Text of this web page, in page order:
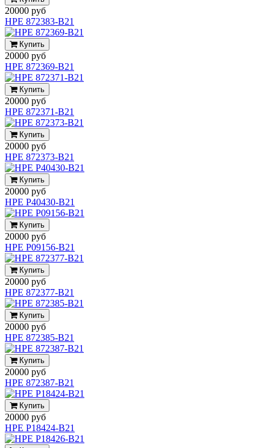
20000 руб
HPE 872383-B21
Купить
20000 руб
HPE 872369-B21
Купить
20000 руб
HPE 872371-B21
Купить
20000 руб
HPE 872373-B21
Купить
20000 руб
HPE P40430-B21
Купить
20000 руб
HPE P09156-B21
Купить
20000 руб
HPE 872377-B21
Купить
20000 руб
HPE 872385-B21
Купить
20000 руб
HPE 872387-B21
Купить
20000 руб
HPE P18424-B21